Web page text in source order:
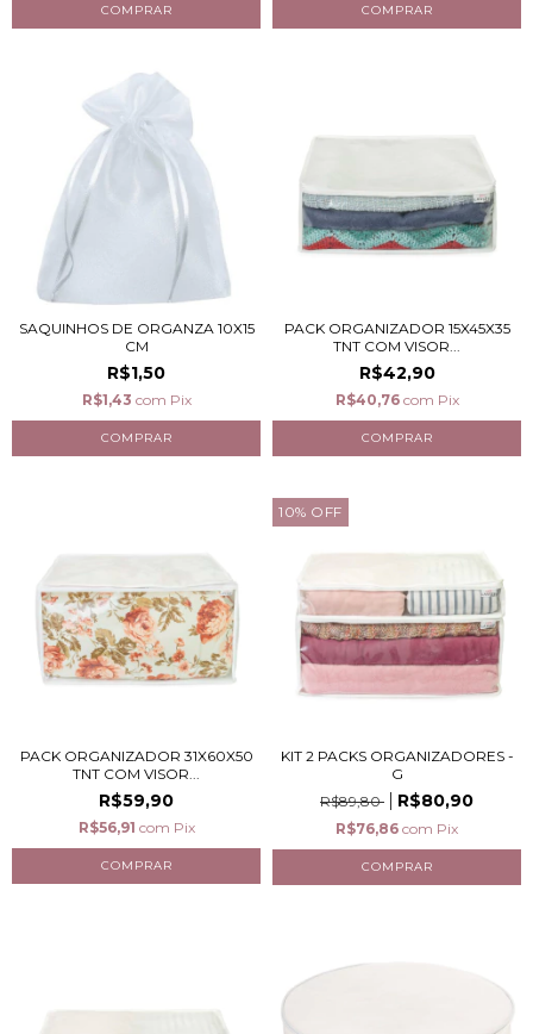
SAQUINHOS DE ORGANZA 10X15
CM
R$1,50
R$1,43 com Pix
PACK ORGANIZADOR 15X45X35
TNT COM VISOR...
R$42,90
R$40,76 com Pix
PACK ORGANIZADOR 31X60X50
TNT COM VISOR...
R$59,90
R$56,91 com Pix
10% OFF
KIT 2 PACKS ORGANIZADORES -
G
R$89,80
R$80,90
R$76,86 com Pix